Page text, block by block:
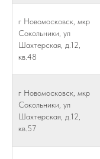
г Новомосковск, мкр
Сокольники, ул
Шахтерская, д.12,
кв.48
г Новомосковск, мкр
Сокольники, ул
Шахтерская, д.12,
кв.57